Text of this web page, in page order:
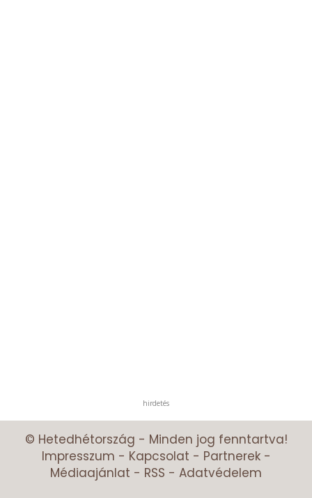
hirdetés
© Hetedhétország - Minden jog fenntartva!
Impresszum - Kapcsolat - Partnerek-
Médiaajánlat - RSS - Adatvédelem